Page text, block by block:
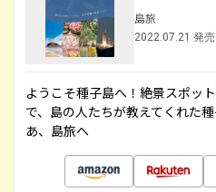
島旅
2022.07.21 発売
ようこそ種子島へ！絶景スポッ
で、島の人たちが教えてくれた
あ、島旅へ